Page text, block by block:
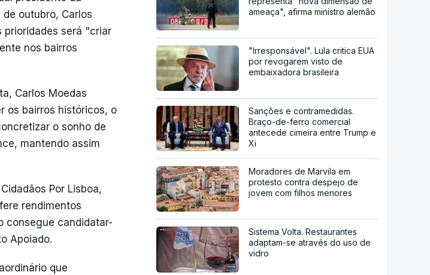
outubro, Carlos
prioridades será "criar
nos bairros
Carlos Moedas
os bairros históricos, o
o sonho de
mantendo assim
Por Lisboa,
rendimentos
consegue candidatar-
Apoiado.
que
ameaça", afirma ministro alemão
"Irresponsável". Lula critica EUA
por revogarem visto de
embaixadora brasileira
Sanções e contramedidas.
Braço-de-ferro comercial
antecede cimeira entre Trump e
Xi
Moradores de Marvila em
protesto contra despejo de
jovem com filhos menores
Sistema Volta. Restaurantes
adaptam-se através do uso de
vidro